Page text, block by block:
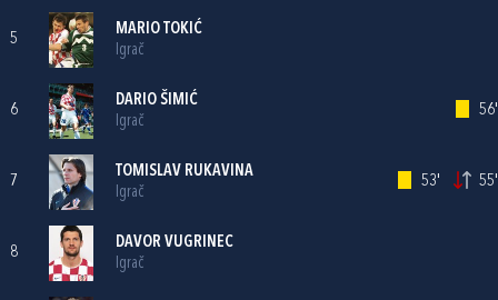
5
MARIO TOKIĆ
Igrač
6
DARIO ŠIMIĆ
Igrač
56'
7
TOMISLAV RUKAVINA
Igrač
53' 55'
8
DAVOR VUGRINEC
Igrač